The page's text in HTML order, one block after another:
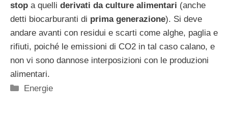
stop a quelli derivati da culture alimentari (anche
detti biocarburanti di prima generazione). Si deve
andare avanti con residui e scarti come alghe, paglia e
rifiuti, poiché le emissioni di CO2 in tal caso calano, e
non vi sono dannose interposizioni con le produzioni
alimentari.
Categorie
Energie